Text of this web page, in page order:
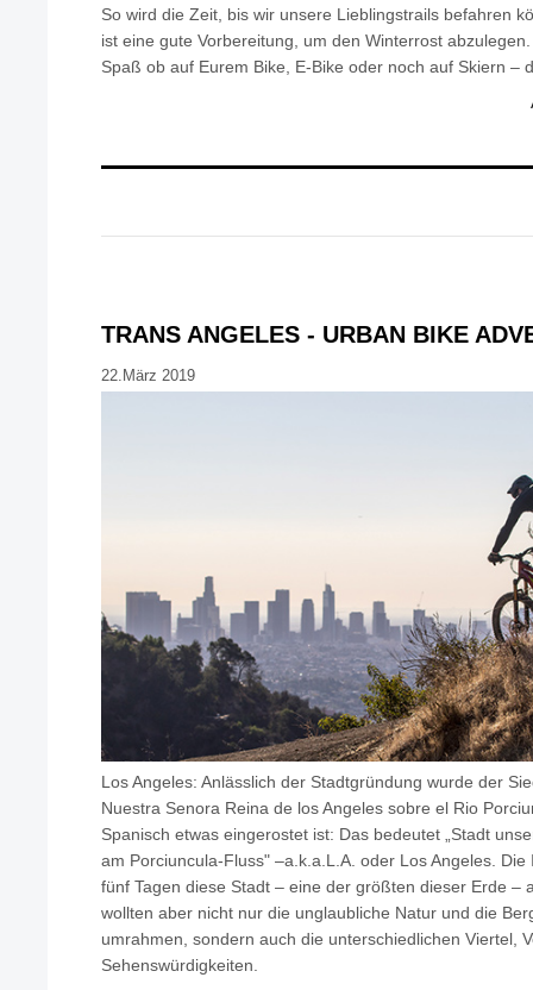
So wird die Zeit, bis wir unsere Lieblingstrails befahren
ist eine gute Vorbereitung, um den Winterrost
Spaß ob auf Eurem Bike, E-Bike oder noch auf Skiern –
TRANS ANGELES - URBAN BIKE
22.März 2019
Los Angeles: Anlässlich der Stadtgründung wurde der
Nuestra Senora Reina de los Angeles sobre el Rio
Spanisch etwas eingerostet ist: Das bedeutet „Stadt
am Porciuncula-Fluss" –a.k.a.L.A. oder Los Angeles.
fünf Tagen diese Stadt – eine der größten dieser Erde –
wollten aber nicht nur die unglaubliche Natur und die
umrahmen, sondern auch die unterschiedlichen Viertel,
Sehenswürdigkeiten.